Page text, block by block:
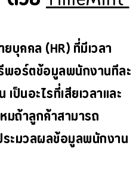
บุคคล (HR) ที่มีเวลา
อร์ตข้อมูลพนักงานทีละ
ป็นอะไรที่เสียเวลาและ
ะมวลผลข้อมูลพนักงาน